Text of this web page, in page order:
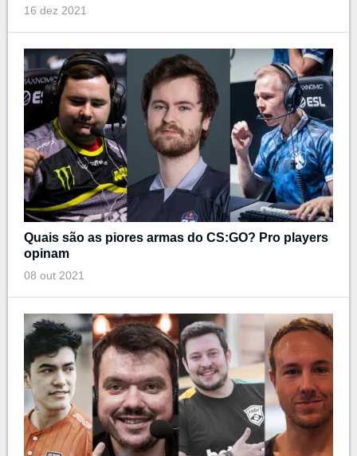
16 dez 2021
Quais são as piores armas do CS:GO? Pro players
opinam
08 out 2021